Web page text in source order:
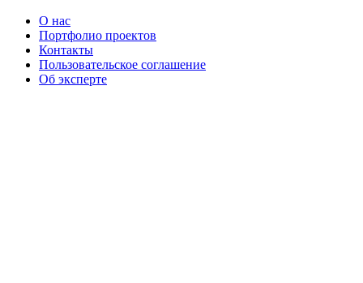
О нас
Портфолио проектов
Контакты
Пользовательское соглашение
Об эксперте